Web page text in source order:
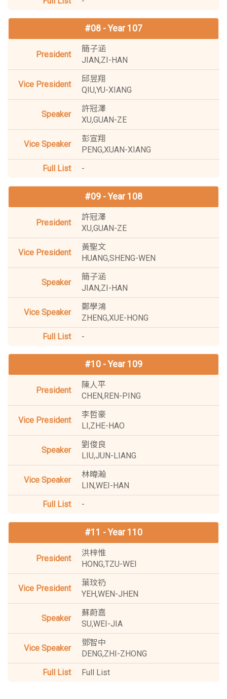
#08 - Year 107
簡子涵
JIAN,ZI-HAN
邱昱翔
QIU,YU-XIANG
許冠澤
XU,GUAN-ZE
彭宣翔
PENG,XUAN-XIANG
-
#09 - Year 108
許冠澤
XU,GUAN-ZE
黃聖文
HUANG,SHENG-WEN
簡子涵
JIAN,ZI-HAN
鄭學鴻
ZHENG,XUE-HONG
-
#10 - Year 109
陳人平
CHEN,REN-PING
李哲豪
LI,ZHE-HAO
劉俊良
LIU,JUN-LIANG
林暐瀚
LIN,WEI-HAN
-
#11 - Year 110
洪梓惟
HONG,TZU-WEI
葉玟礽
YEH,WEN-JHEN
蘇蔚嘉
SU,WEI-JIA
鄧智中
DENG,ZHI-ZHONG
Full List